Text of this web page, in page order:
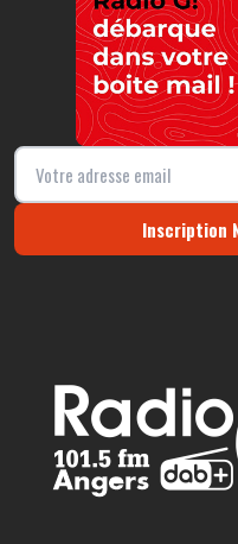
Inscription